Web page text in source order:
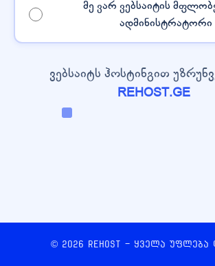
მე ვარ ვებსაიტის
ადმინისტრატორი
ვებსაიტს ჰოსტინგით
REHOST.GE
© 2026 REHOST - ყველა უფლება